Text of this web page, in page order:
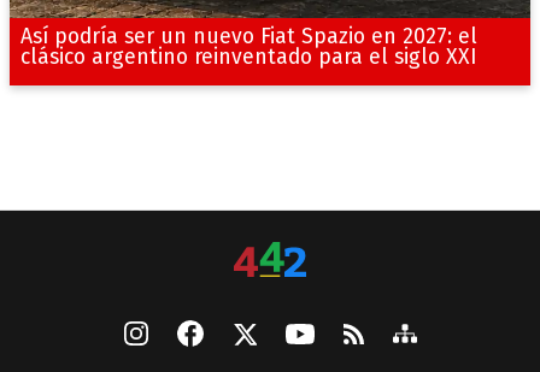
Así podría ser un nuevo Fiat Spazio en 2027: el
clásico argentino reinventado para el siglo XXI